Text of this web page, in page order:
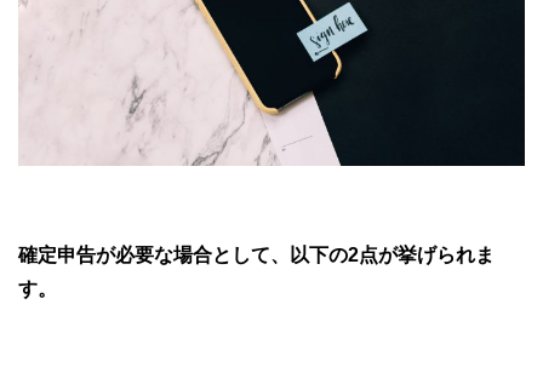
確定申告が必要な場合として、以下の2点が挙げられま
す。